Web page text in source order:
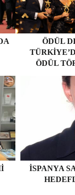
ÖDÜL
ÖDÜL
İSPANYA